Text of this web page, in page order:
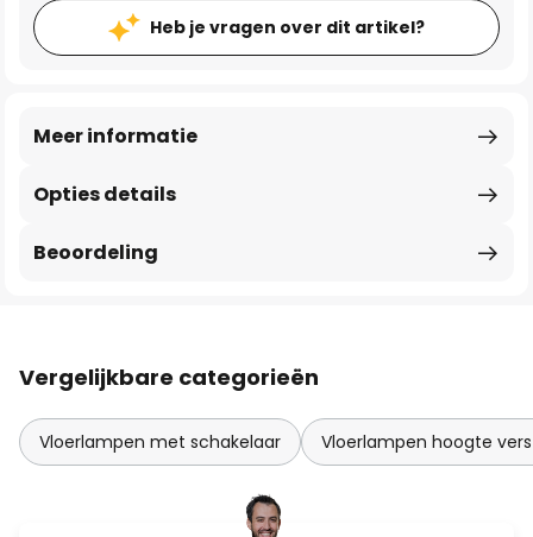
Heb je vragen over dit artikel?
Opties details
Meer informatie
Beoordeling
Vergelijkbare categorieën
Vloerlampen met schakelaar Vloerlampen hoogte